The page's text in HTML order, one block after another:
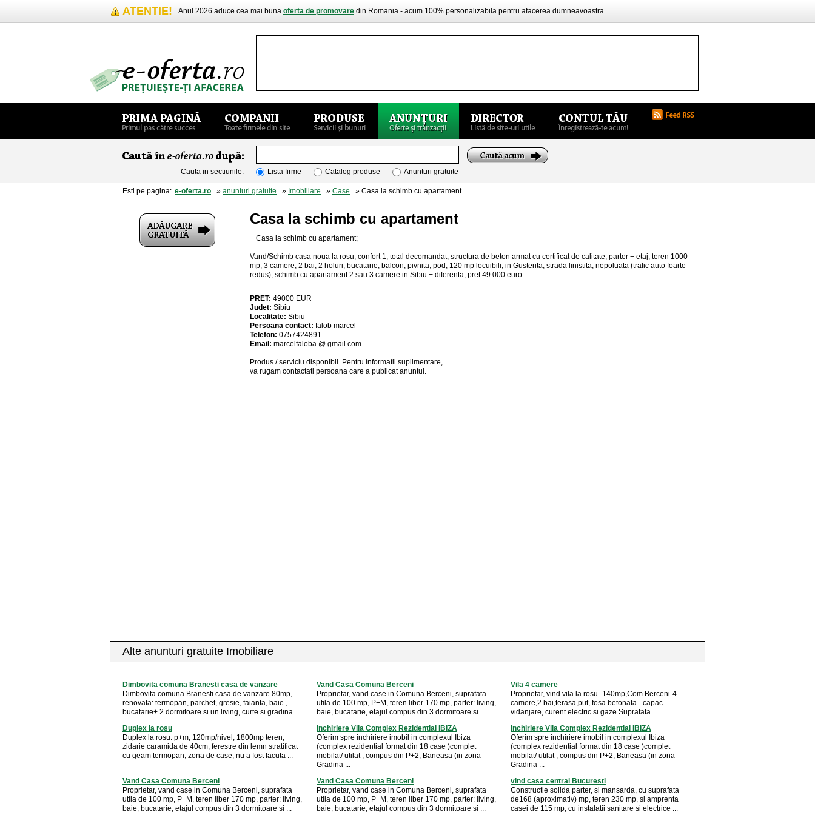
ATENTIE! Anul 2026 aduce cea mai buna oferta de promovare din Romania - acum 100% personalizabila pentru afacerea dumneavoastra.
Cauta in sectiunile: Lista firme Catalog produse Anunturi gratuite
Esti pe pagina: e-oferta.ro » anunturi gratuite » Imobiliare » Case » Casa la schimb cu apartament
Casa la schimb cu apartament
Casa la schimb cu apartament;
Vand/Schimb casa noua la rosu, confort 1, total decomandat, structura de beton armat cu certificat de calitate, parter + etaj, teren 1000
mp, 3 camere, 2 bai, 2 holuri, bucatarie, balcon, pivnita, pod, 120 mp locuibili, in Gusterita, strada linistita, nepoluata (trafic auto foarte
redus), schimb cu apartament 2 sau 3 camere in Sibiu + diferenta, pret 49.000 euro.
PRET: 49000 EUR
Judet: Sibiu
Localitate: Sibiu
Persoana contact: falob marcel
Telefon: 0757424891
Email: marcelfaloba @ gmail.com
Produs / serviciu disponibil . Pentru informatii suplimentare,
va rugam contactati persoana care a publicat anuntul.
Alte anunturi gratuite Imobiliare
Dimbovita comuna Branesti casa de vanzare
Dimbovita comuna Branesti casa de vanzare 80mp,
renovata: termopan, parchet, gresie, faianta, baie ,
bucatarie+ 2 dormitoare si un living, curte si gradina ...
Vand Casa Comuna Berceni
Proprietar, vand case in Comuna Berceni, suprafata
utila de 100 mp, P+M, teren liber 170 mp, parter: living,
baie, bucatarie, etajul compus din 3 dormitoare si ...
Vila 4 camere
Proprietar, vind vila la rosu -140mp,Com.Berceni-4
camere,2 bai,terasa,put, fosa betonata –capac
vidanjare, curent electric si gaze.Suprafata ...
Duplex la rosu
Duplex la rosu: p+m; 120mp/nivel; 1800mp teren;
zidarie caramida de 40cm; ferestre din lemn stratificat
cu geam termopan; zona de case; nu a fost facuta ...
Inchiriere Vila Complex Rezidential IBIZA
Oferim spre inchiriere imobil in complexul Ibiza
(complex rezidential format din 18 case )complet
mobilat/ utilat , compus din P+2, Baneasa (in zona
Gradina ...
Inchiriere Vila Complex Rezidential IBIZA
Oferim spre inchiriere imobil in complexul Ibiza
(complex rezidential format din 18 case )complet
mobilat/ utilat , compus din P+2, Baneasa (in zona
Gradina ...
Vand Casa Comuna Berceni
Proprietar, vand case in Comuna Berceni, suprafata
utila de 100 mp, P+M, teren liber 170 mp, parter: living,
baie, bucatarie, etajul compus din 3 dormitoare si ...
Vand Casa Comuna Berceni
Proprietar, vand case in Comuna Berceni, suprafata
utila de 100 mp, P+M, teren liber 170 mp, parter: living,
baie, bucatarie, etajul compus din 3 dormitoare si ...
vind casa central Bucuresti
Constructie solida parter, si mansarda, cu suprafata
de168 (aproximativ) mp, teren 230 mp, si amprenta
casei de 115 mp; cu instalatii sanitare si electrice ...